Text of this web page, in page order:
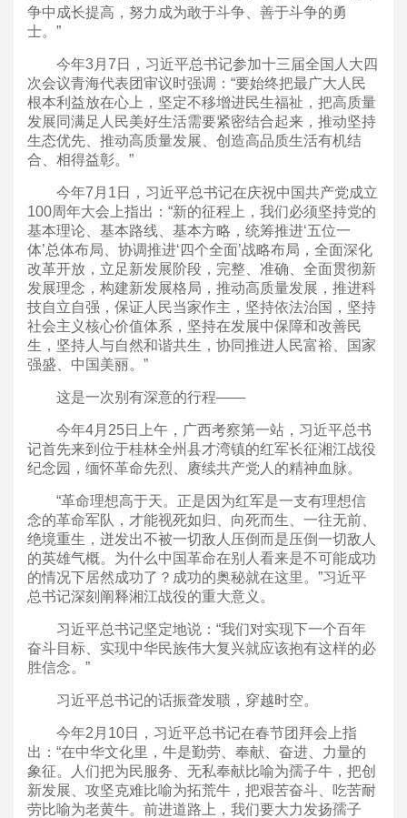
争中成长提高，努力成为敢于斗争、善于斗争的勇
士。”
今年3月7日，习近平总书记参加十三届全国人大四
次会议青海代表团审议时强调：“要始终把最广大人民
根本利益放在心上，坚定不移增进民生福祉，把高质量
发展同满足人民美好生活需要紧密结合起来，推动坚持
生态优先、推动高质量发展、创造高品质生活有机结
合、相得益彰。”
今年7月1日，习近平总书记在庆祝中国共产党成立
100周年大会上指出：“新的征程上，我们必须坚持党的
基本理论、基本路线、基本方略，统筹推进‘五位一
体’总体布局、协调推进‘四个全面’战略布局，全面深化
改革开放，立足新发展阶段，完整、准确、全面贯彻新
发展理念，构建新发展格局，推动高质量发展，推进科
技自立自强，保证人民当家作主，坚持依法治国，坚持
社会主义核心价值体系，坚持在发展中保障和改善民
生，坚持人与自然和谐共生，协同推进人民富裕、国家
强盛、中国美丽。”
这是一次别有深意的行程——
今年4月25日上午，广西考察第一站，习近平总书
记首先来到位于桂林全州县才湾镇的红军长征湘江战役
纪念园，缅怀革命先烈、赓续共产党人的精神血脉。
“革命理想高于天。正是因为红军是一支有理想信
念的革命军队，才能视死如归、向死而生、一往无前、
绝境重生，迸发出不被一切敌人压倒而是压倒一切敌人
的英雄气概。为什么中国革命在别人看来是不可能成功
的情况下居然成功了？成功的奥秘就在这里。”习近平
总书记深刻阐释湘江战役的重大意义。
习近平总书记坚定地说：“我们对实现下一个百年
奋斗目标、实现中华民族伟大复兴就应该抱有这样的必
胜信念。”
习近平总书记的话振聋发聩，穿越时空。
今年2月10日，习近平总书记在春节团拜会上指
出：“在中华文化里，牛是勤劳、奉献、奋进、力量的
象征。人们把为民服务、无私奉献比喻为孺子牛，把创
新发展、攻坚克难比喻为拓荒牛，把艰苦奋斗、吃苦耐
劳比喻为老黄牛。前进道路上，我们要大力发扬孺子